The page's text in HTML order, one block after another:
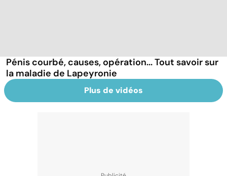
Pénis courbé, causes, opération... Tout savoir sur
la maladie de Lapeyronie
Plus de vidéos